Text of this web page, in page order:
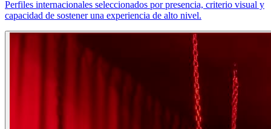
Perfiles internacionales seleccionados por presencia, criterio visual y
capacidad de sostener una experiencia de alto nivel.